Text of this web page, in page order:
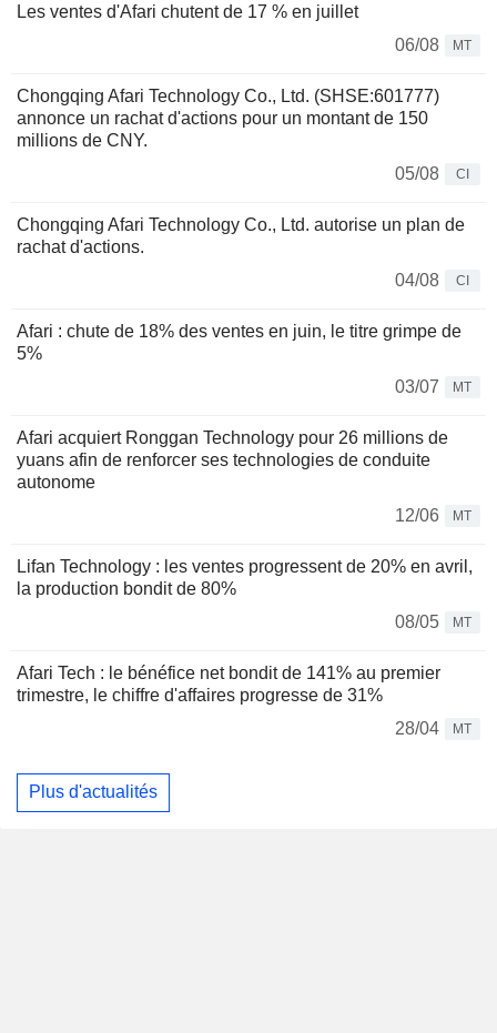
Les ventes d'Afari chutent de 17 % en juillet
06/08
MT
Chongqing Afari Technology Co., Ltd. (SHSE:601777)
annonce un rachat d'actions pour un montant de 150
millions de CNY.
05/08
CI
Chongqing Afari Technology Co., Ltd. autorise un plan de
rachat d'actions.
04/08
CI
Afari : chute de 18% des ventes en juin, le titre grimpe de
5%
03/07
MT
Afari acquiert Ronggan Technology pour 26 millions de
yuans afin de renforcer ses technologies de conduite
autonome
12/06
MT
Lifan Technology : les ventes progressent de 20% en avril,
la production bondit de 80%
08/05
MT
Afari Tech : le bénéfice net bondit de 141% au premier
trimestre, le chiffre d'affaires progresse de 31%
28/04
MT
Plus d'actualités